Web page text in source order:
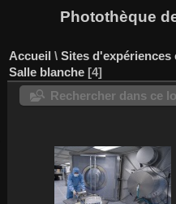
Photothèque
Accueil \ Sites d'expériences
Salle blanche 4
Rechercher dans ce